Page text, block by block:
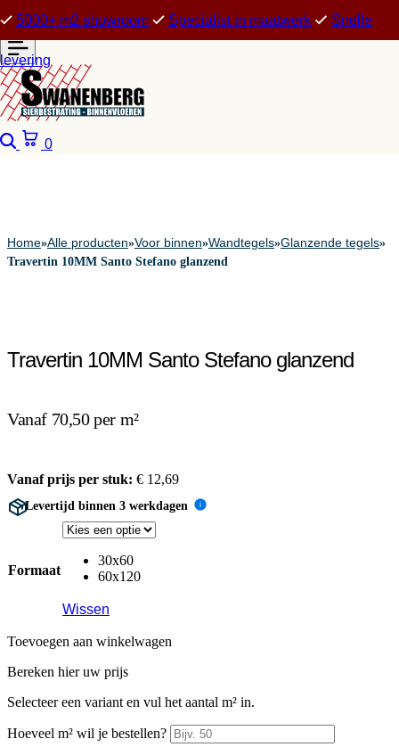
5000+ m2 showroom Specialist in maatwerk Snelle
levering
Zoeken
0
Home»Alle producten»Voor binnen»Wandtegels»Glanzende tegels»
Travertin 10MM Santo Stefano glanzend
Travertin 10MM Santo Stefano glanzend
Vanaf 70,50 per m²
Vanaf prijs per stuk: € 12,69
Levertijd binnen 3 werkdagen i
Formaat
30x60
60x120
Wissen
Toevoegen aan winkelwagen
Bereken hier uw prijs
Selecteer een variant en vul het aantal m² in.
Hoeveel m² wil je bestellen?